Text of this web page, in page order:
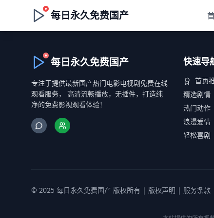
每日永久免费国产
每日永久免费国产
专注于提供最新国产热门电影电视剧免费在线
观看服务， 高清流畅播放，无插件，打造纯
净的免费影视观看体验！
快速导
首页
精选剧情
热门动作
浪漫爱情
轻松喜剧
© 2025 每日永久免费国产 版权所有 | 版权声明 | 服务条款